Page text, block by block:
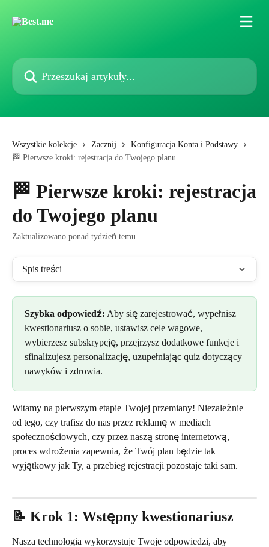
Przeszukaj artykuły...
Wszystkie kolekcje Zacznij
Konfiguracja Konta i Podstawy
🏁 Pierwsze kroki: rejestracja do Twojego planu
🏁 Pierwsze kroki: rejestracja
do Twojego planu
Zaktualizowano ponad tydzień temu
Spis treści
Szybka odpowiedź: Aby się zarejestrować, wypełnisz
kwestionariusz o sobie, ustawisz cele wagowe,
wybierzesz subskrypcję, przejrzysz dodatkowe funkcje i
sfinalizujesz personalizację, uzupełniając quiz dotyczący
nawyków i zdrowia.
Witamy na pierwszym etapie Twojej przemiany! Niezależnie
od tego, czy trafisz do nas przez reklamę w mediach
społecznościowych, czy przez naszą stronę internetową,
proces wdrożenia zapewnia, że Twój plan będzie tak
wyjątkowy jak Ty, a przebieg rejestracji pozostaje taki sam.
📝 Krok 1: Wstępny kwestionariusz
Nasza technologia wykorzystuje Twoje odpowiedzi, aby